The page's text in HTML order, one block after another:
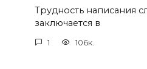
Трудность написания
заключается в
1 106к.